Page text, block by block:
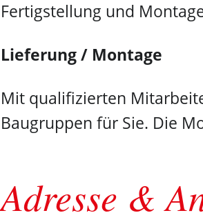
Fertigstellung und
Lieferung / Montage
Mit qualifizierten
Baugruppen für Sie. Die
Adresse &